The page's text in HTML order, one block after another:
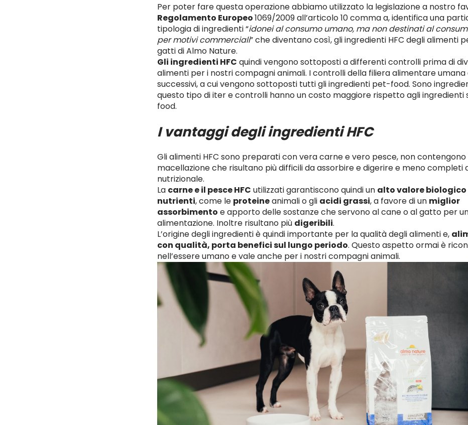
Per poter fare questa operazione abbiamo utilizzato la legislazione a nostro
Regolamento Europeo1069/2009 all’articolo 10 comma a, identifica una
tipologia di ingredienti “idonei al consumo umano, ma non destinati al
per motivi commerciali” che diventano così, gli ingredienti HFC degli alimenti
gatti di Almo Nature.
Gli ingredienti HFC quindi vengono sottoposti a differenti controlli prima di
alimenti per i nostri compagni animali. I controlli della filiera alimentare umana
successivi, a cui vengono sottoposti tutti gli ingredienti pet-food. Sono
questo tipo di iter e controlli hanno un costo maggiore rispetto agli ingredienti
food.
I vantaggi degli ingredienti HFC
Gli alimenti HFC sono preparati con vera carne e vero pesce, non
macellazione che risultano più difficili da assorbire e digerire e meno completi
nutrizionale.
La carne e il pesce HFC utilizzati garantiscono quindi un alto valore biologico
nutrienti, come le proteineanimali o gli acidi grassi, a favore di un miglior
assorbimento e apporto delle sostanze che servono al cane o al gatto per
alimentazione. Inoltre risultano più digeribili.
L’origine degli ingredienti è quindi importante per la qualità degli alimenti e,
con qualità, porta benefici sul lungo periodo. Questo aspetto ormai è
nell’essere umano e vale anche per i nostri compagni animali.